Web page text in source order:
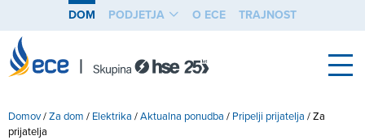
DOM PODJETJA O ECE TRAJNOST
Domov/Za dom / Elektrika /Aktualna ponudba / Pripelji prijatelja /Za
prijatelja